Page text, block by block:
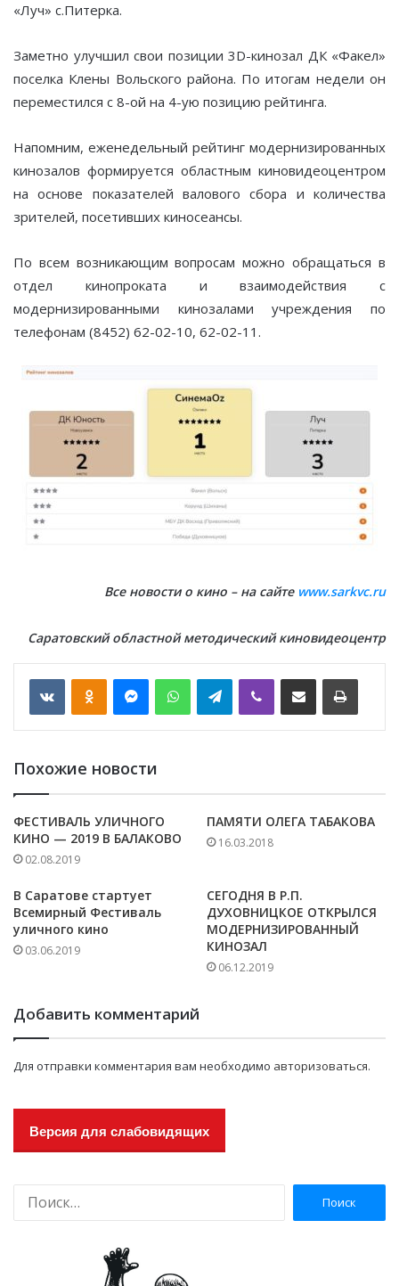
«Луч» с.Питерка.
Заметно улучшил свои позиции 3D-кинозал ДК «Факел»
поселка Клены Вольского района. По итогам недели он
переместился с 8-ой на 4-ую позицию рейтинга.
Напомним, еженедельный рейтинг модернизированных
кинозалов формируется областным киновидеоцентром
на основе показателей валового сбора и количества
зрителей, посетивших киносеансы.
По всем возникающим вопросам можно обращаться в
отдел кинопроката и взаимодействия с
модернизированными кинозалами учреждения по
телефонам (8452) 62-02-10, 62-02-11.
Все новости о кино – на сайте www.sarkvc.ru
Саратовский областной методический киновидеоцентр
VKontakte WhatsApp Telegram
Похожие новости
ФЕСТИВАЛЬ УЛИЧНОГО
КИНО — 2019 В БАЛАКОВО
02.08.2019
ПАМЯТИ ОЛЕГА ТАБАКОВА
16.03.2018
В Саратове стартует
Всемирный Фестиваль
уличного кино
03.06.2019
СЕГОДНЯ В Р.П.
ДУХОВНИЦКОЕ ОТКРЫЛСЯ
МОДЕРНИЗИРОВАННЫЙ
КИНОЗАЛ
06.12.2019
Добавить комментарий
Для отправки комментария вам необходимо авторизоваться.
Версия для слабовидящих